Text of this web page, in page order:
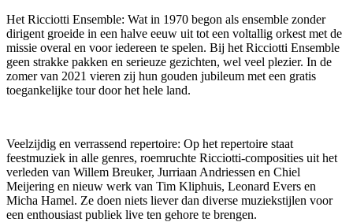
Het Ricciotti Ensemble: Wat in 1970 begon als ensemble zonder
dirigent groeide in een halve eeuw uit tot een voltallig orkest met de
missie overal en voor iedereen te spelen. Bij het Ricciotti Ensemble
geen strakke pakken en serieuze gezichten, wel veel plezier. In de
zomer van 2021 vieren zij hun gouden jubileum met een gratis
toegankelijke tour door het hele land.
Veelzijdig en verrassend repertoire: Op het repertoire staat
feestmuziek in alle genres, roemruchte Ricciotti-composities uit het
verleden van Willem Breuker, Jurriaan Andriessen en Chiel
Meijering en nieuw werk van Tim Kliphuis, Leonard Evers en
Micha Hamel. Ze doen niets liever dan diverse muziekstijlen voor
een enthousiast publiek live ten gehore te brengen.